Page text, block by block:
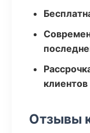
клиентов
Отзывы